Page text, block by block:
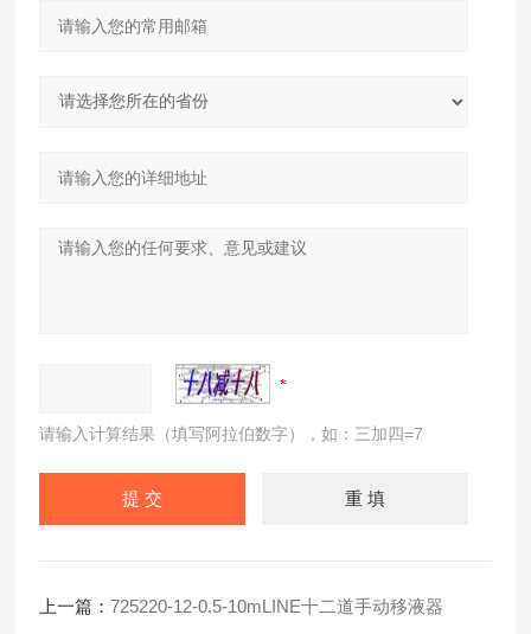
请输入计算结果（填写阿拉伯数字），如：三加四=7
上一篇：725220-12-0.5-10mLINE十二道手动移液器